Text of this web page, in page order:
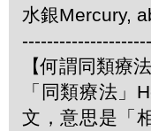
水銀Mercury,
【何謂同類療
「同類療法」
文，意思是「